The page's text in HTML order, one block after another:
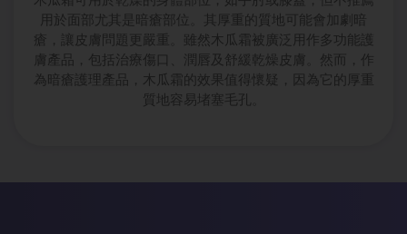
用於面部尤其是暗瘡部位。其厚重的質地可能會加劇暗
瘡，讓皮膚問題更嚴重。雖然木瓜霜被廣泛用作多功能護
膚產品，包括治療傷口、潤唇及舒緩乾燥皮膚。然而，作
為暗瘡護理產品，木瓜霜的效果值得懷疑，因為它的厚重
質地容易堵塞毛孔。